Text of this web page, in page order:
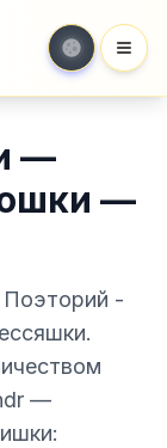
—
—
Поэторий -
—